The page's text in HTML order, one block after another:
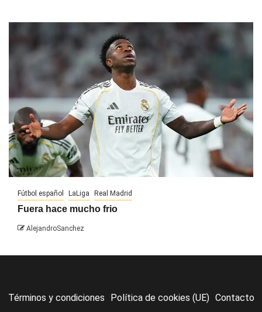
Fútbol español LaLiga Real Madrid
Fuera hace mucho frio
AlejandroSanchez
Términos y condiciones Política de cookies (UE) Contacto